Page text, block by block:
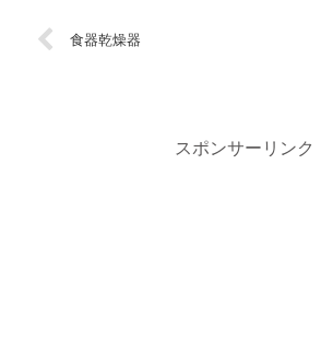
食器乾燥器
スポンサーリンク